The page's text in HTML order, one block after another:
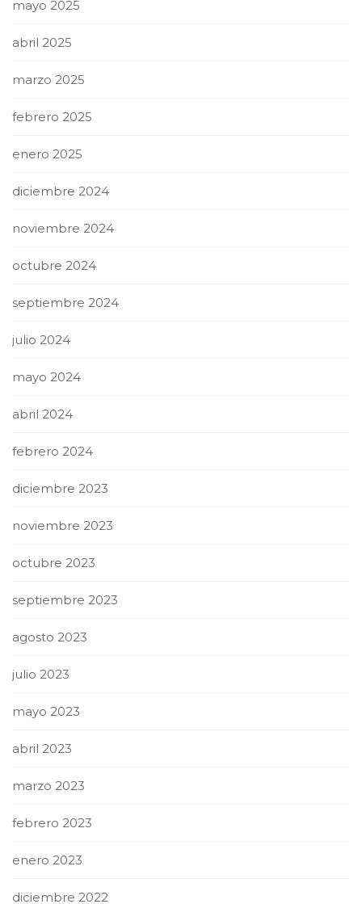
mayo 2025
abril 2025
marzo 2025
febrero 2025
enero 2025
diciembre 2024
noviembre 2024
octubre 2024
septiembre 2024
julio 2024
mayo 2024
abril 2024
febrero 2024
diciembre 2023
noviembre 2023
octubre 2023
septiembre 2023
agosto 2023
julio 2023
mayo 2023
abril 2023
marzo 2023
febrero 2023
enero 2023
diciembre 2022